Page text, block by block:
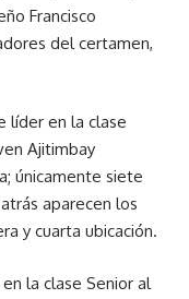
Francisco
del certamen,
líder en la clase
Ajitimbay
únicamente siete
aparecen los
y cuarta ubicación.
la clase Senior al